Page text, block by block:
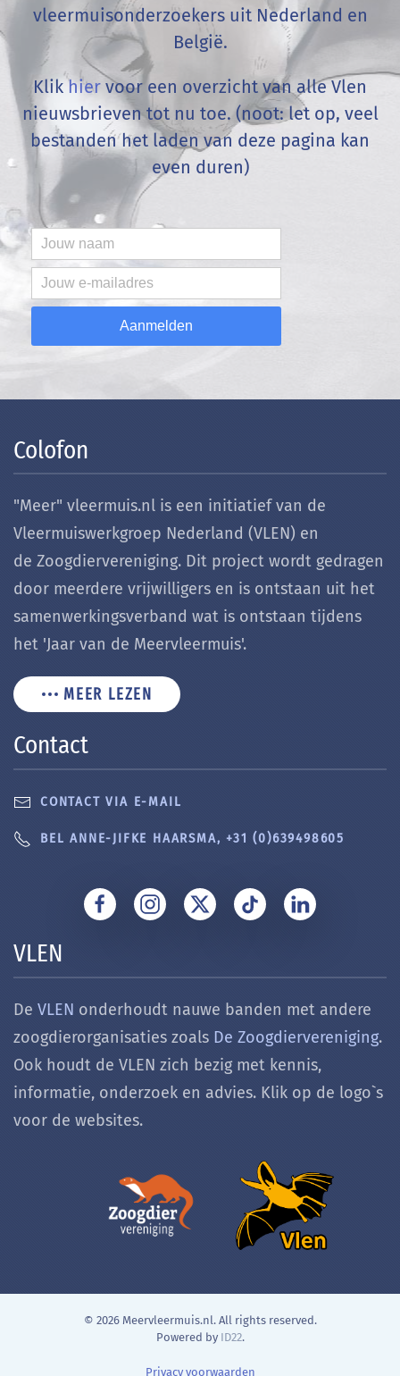
vleermuisonderzoekers uit Nederland en
België.
Klik hier voor een overzicht van alle Vlen
nieuwsbrieven tot nu toe. (noot: let op, veel
bestanden het laden van deze pagina kan
even duren)
Aanmelden
Colofon
"Meer" vleermuis.nl is een initiatief van de
Vleermuiswerkgroep Nederland (VLEN) en
de Zoogdiervereniging. Dit project wordt gedragen
door meerdere vrijwilligers en is ontstaan uit het
samenwerkingsverband wat is ontstaan tijdens
het 'Jaar van de Meervleermuis'.
MEER LEZEN
Contact
CONTACT VIA E-MAIL
BEL ANNE-JIFKE HAARSMA, +31 (0)639498605
VLEN
De VLEN onderhoudt nauwe banden met andere
zoogdierorganisaties zoals De Zoogdiervereniging.
Ook houdt de VLEN zich bezig met kennis,
informatie, onderzoek en advies. Klik op de logo`s
voor de websites.
© 2026Meervleermuis.nl. All rights reserved.
Powered by ID22.
Privacy voorwaarden